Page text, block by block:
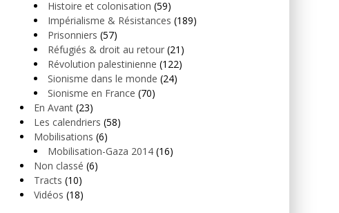
Histoire et colonisation (59)
Impérialisme & Résistances (189)
Prisonniers (57)
Réfugiés & droit au retour (21)
Révolution palestinienne (122)
Sionisme dans le monde (24)
Sionisme en France (70)
En Avant (23)
Les calendriers (58)
Mobilisations (6)
Mobilisation-Gaza 2014 (16)
Non classé (6)
Tracts (10)
Vidéos (18)